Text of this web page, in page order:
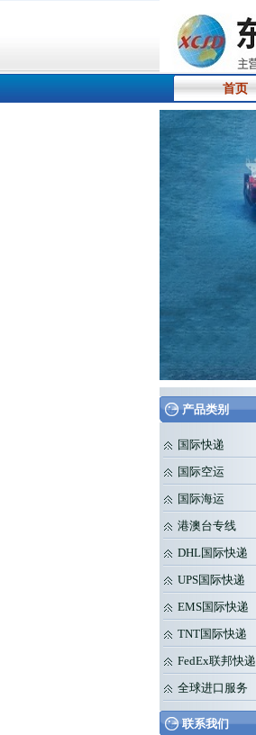
首页
产品类别
国际快递
国际空运
国际海运
港澳台专线
DHL国际快递
UPS国际快递
EMS国际快递
TNT国际快递
FedEx联邦快递
全球进口服务
联系我们